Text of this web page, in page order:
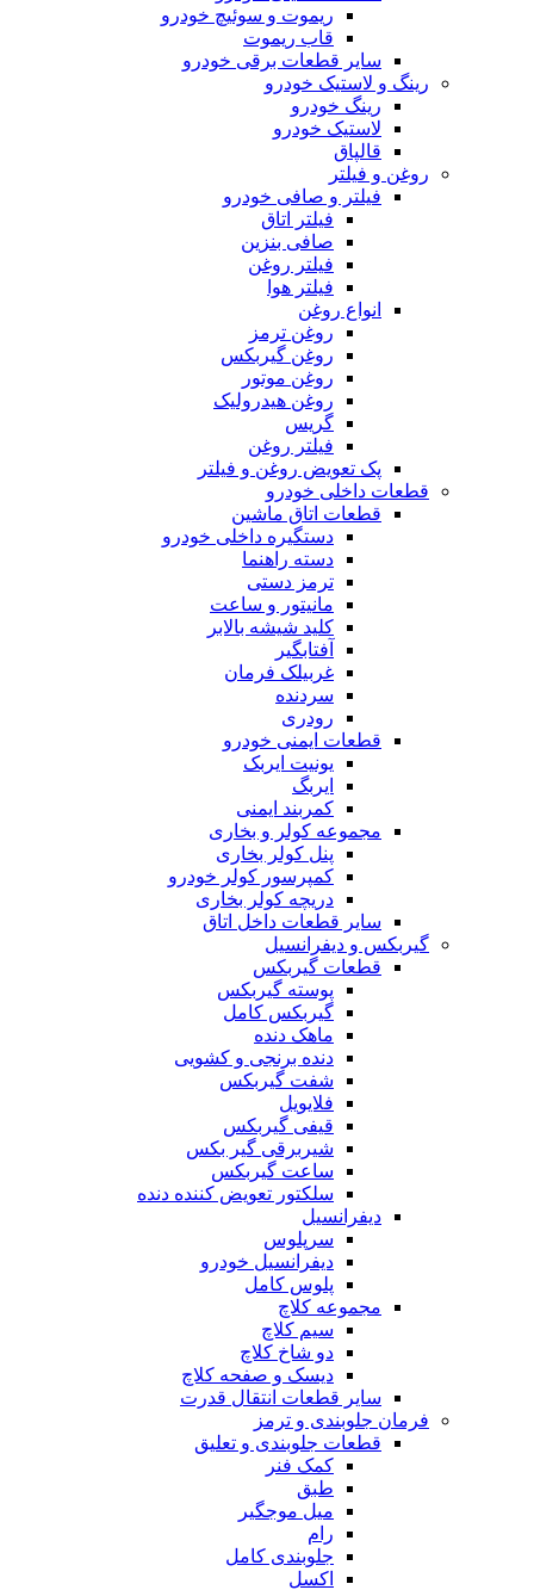
ریموت و سوئیچ خودرو
قاب ریموت
سایر قطعات برقی خودرو
رینگ و لاستیک خودرو
رینگ خودرو
لاستیک خودرو
قالپاق
روغن و فیلتر
فیلتر و صافی خودرو
فیلتر اتاق
صافی بنزین
فیلتر روغن
فیلتر هوا
انواع روغن
روغن ترمز
روغن گیربکس
روغن موتور
روغن هیدرولیک
گریس
فیلتر روغن
پک تعویض روغن و فیلتر
قطعات داخلی خودرو
قطعات اتاق ماشین
دستگیره داخلی خودرو
دسته راهنما
ترمز دستی
مانیتور و ساعت
کلید شیشه بالابر
آفتابگیر
غربیلک فرمان
سردنده
رودری
قطعات ایمنی خودرو
یونیت ایربک
ایربگ
کمربند ایمنی
مجموعه کولر و بخاری
پنل کولر بخاری
کمپرسور کولر خودرو
دریچه کولر بخاری
سایر قطعات داخل اتاق
گیربکس و دیفرانسیل
قطعات گیربکس
پوسته گیربکس
گیربکس کامل
ماهک دنده
دنده برنجی و کشویی
شفت گیربکس
فلایویل
قیفی گیربکس
شیربرقی گیر بکس
ساعت گیربکس
سلکتور تعویض کننده دنده
دیفرانسیل
سرپلوس
دیفرانسیل خودرو
پلوس کامل
مجموعه کلاچ
سیم کلاچ
دو شاخ کلاچ
دیسک و صفحه کلاچ
سایر قطعات انتقال قدرت
فرمان جلوبندی و ترمز
قطعات جلوبندی و تعلیق
کمک فنر
طبق
میل موجگیر
رام
جلوبندی کامل
اکسل